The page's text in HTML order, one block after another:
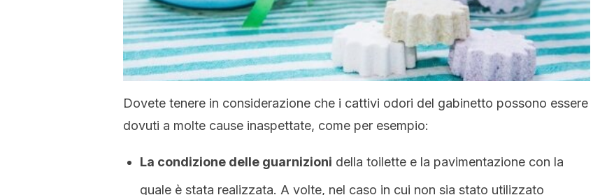
Dovete tenere in considerazione che i cattivi odori del gabinetto possono essere
dovuti a molte cause inaspettate, come per esempio:
La condizione delle guarnizioni della toilette e la pavimentazione con la
quale è stata realizzata. A volte, nel caso in cui non sia stato utilizzato